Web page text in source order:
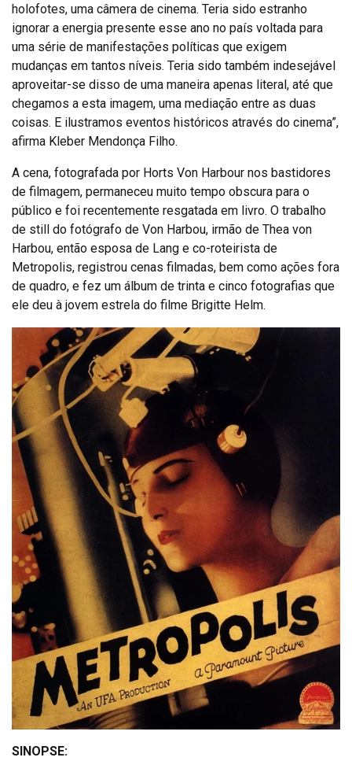
holofotes, uma câmera de cinema. Teria sido estranho
ignorar a energia presente esse ano no país voltada para
uma série de manifestações políticas que exigem
mudanças em tantos níveis. Teria sido também indesejável
aproveitar-se disso de uma maneira apenas literal, até que
chegamos a esta imagem, uma mediação entre as duas
coisas. E ilustramos eventos históricos através do cinema”,
afirma Kleber Mendonça Filho.
A cena, fotografada por Horts Von Harbour nos bastidores
de filmagem, permaneceu muito tempo obscura para o
público e foi recentemente resgatada em livro. O trabalho
de still do fotógrafo de Von Harbou, irmão de Thea von
Harbou, então esposa de Lang e co-roteirista de
Metropolis, registrou cenas filmadas, bem como ações fora
de quadro, e fez um álbum de trinta e cinco fotografias que
ele deu à jovem estrela do filme Brigitte Helm.
SINOPSE: